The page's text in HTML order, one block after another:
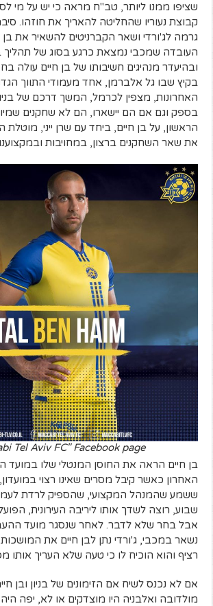
שציפו ממנו ליותר, טב"ח מראה כי יש על מי
קבוצת נעוריו שהחליטה להאריך את חוזהו.
גרמה לג'ורדי ושאר הקברניטים להשאיר את בן
העובדה שמכבי נמצאת כרגע בסוג של תהליך
ובהיעדר מנהיגים חשיבותו של בן חיים עולה
בקיץ שבו גל אלברמן, אחד מעמודי התווך
האחרונות, מצפין לכרמל, המשך דרכם של
בספק וגם אם הם יישארו, הם לא שחקנים
הראשון, על בן חיים, ביחד עם שרן ייני, מוטלת
את שאר השחקנים ברצון, במחויבות
Tel Aviv FC" Facebook page
בן חיים הראה את החוסן המנטלי שלו במועד
האחרון כאשר קיבל מסרים שאינו רצוי
ששמע שהמנהל המקצועי, שהספיק לרדת
שבוע, רוצה לשדך אותו ליריבה העירונית,
אבל בחר שלא לדבר. לאחר שנסגר מועד
נשאר במכבי, ג'ורדי נתן לבן חיים את
רציף והוא הוכיח לו כי טעה שלא העריך אותו
אם לא נכנס לשיח אם הזימונים של בניון ובן
מולדובה ואלבניה היו מוצדקים או לא, יפה